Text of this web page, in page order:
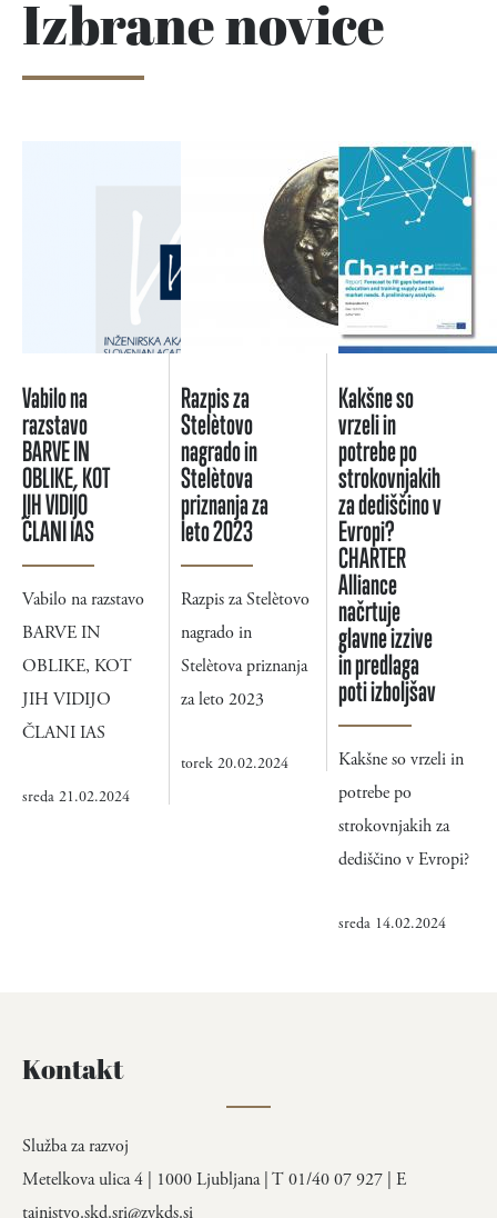
Izbrane novice
Vabilo na
razstavo
BARVE IN
OBLIKE, KOT
JIH VIDIJO
ČLANI IAS
Vabilo na razstavo
BARVE IN
OBLIKE, KOT
JIH VIDIJO
ČLANI IAS
sreda 21.02.2024
Razpis za
Stelètovo
nagrado in
Stelètova
priznanja za
leto 2023
Razpis za Stelètovo
nagrado in
Stelètova priznanja
za leto 2023
torek 20.02.2024
Kakšne so
vrzeli in
potrebe po
strokovnjakih
za dediščino v
Evropi?
CHARTER
Alliance
načrtuje
glavne izzive
in predlaga
poti izboljšav
Kakšne so vrzeli in
potrebe po
strokovnjakih za
dediščino v Evropi?
sreda 14.02.2024
Kontakt
Služba za razvoj
Metelkova ulica 4 | 1000 Ljubljana | T 01/40 07 927 | E
tajnistvo.skd.sri@zvkds.si